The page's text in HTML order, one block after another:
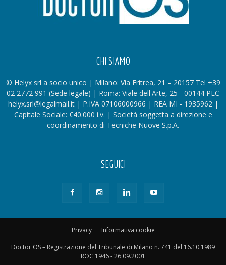
CHI SIAMO
© Helyx srl a socio unico | Milano: Via Eritrea, 21 – 20157 Tel +39
02 2772 991 (Sede legale) | Roma: Viale dell'Arte, 25 - 00144 PEC
helyx.srl@legalmail.it | P.IVA 07106000966 | REA MI - 1935962 |
Capitale Sociale: €40.000 i.v. | Società soggetta a direzione e
coordinamento di Tecniche Nuove S.p.A.
SEGUICI
Privacy
Informativa cookie
Doctor OS – Registrazione del Tribunale di Milano n. 741 del 16.10.1989
ROC 1946 - 26.09.2001